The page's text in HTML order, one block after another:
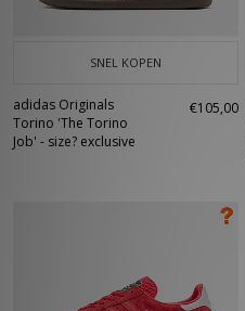
SNEL KOPEN
adidas Originals
Torino 'The Torino
Job' - size? exclusive
€105,00